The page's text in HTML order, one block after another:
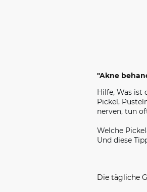
"Akne
Hilfe, Was ist
Pickel,
nerven, tun
Welche
Und diese
Die tägliche